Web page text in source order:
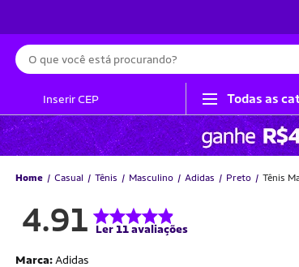
Busca
Inserir CEP Todas as
Home Casual Tênis Masculino Adidas Preto Tênis
4.91 Ler 11 avaliações
Marca: Adidas